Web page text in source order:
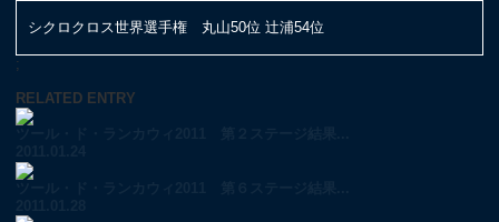
シクロクロス世界選手権 丸山50位 辻浦54位
;
RELATED ENTRY